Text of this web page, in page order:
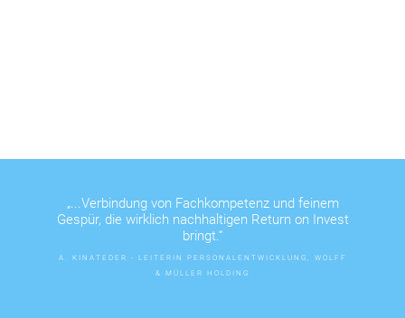
„...Verbindung von Fachkompetenz und feinem
Gespür, die wirklich nachhaltigen Return on Invest
bringt.“
A. KINATEDER - LEITERIN PERSONALENTWICKLUNG, WOLFF
& MÜLLER HOLDING